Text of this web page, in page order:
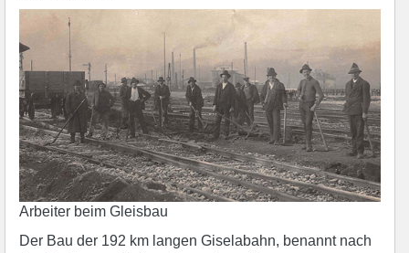
Arbeiter beim Gleisbau
Der Bau der 192 km langen Giselabahn, benannt nach